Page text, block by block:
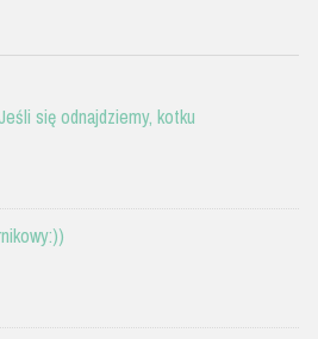
się odnajdziemy, kotku